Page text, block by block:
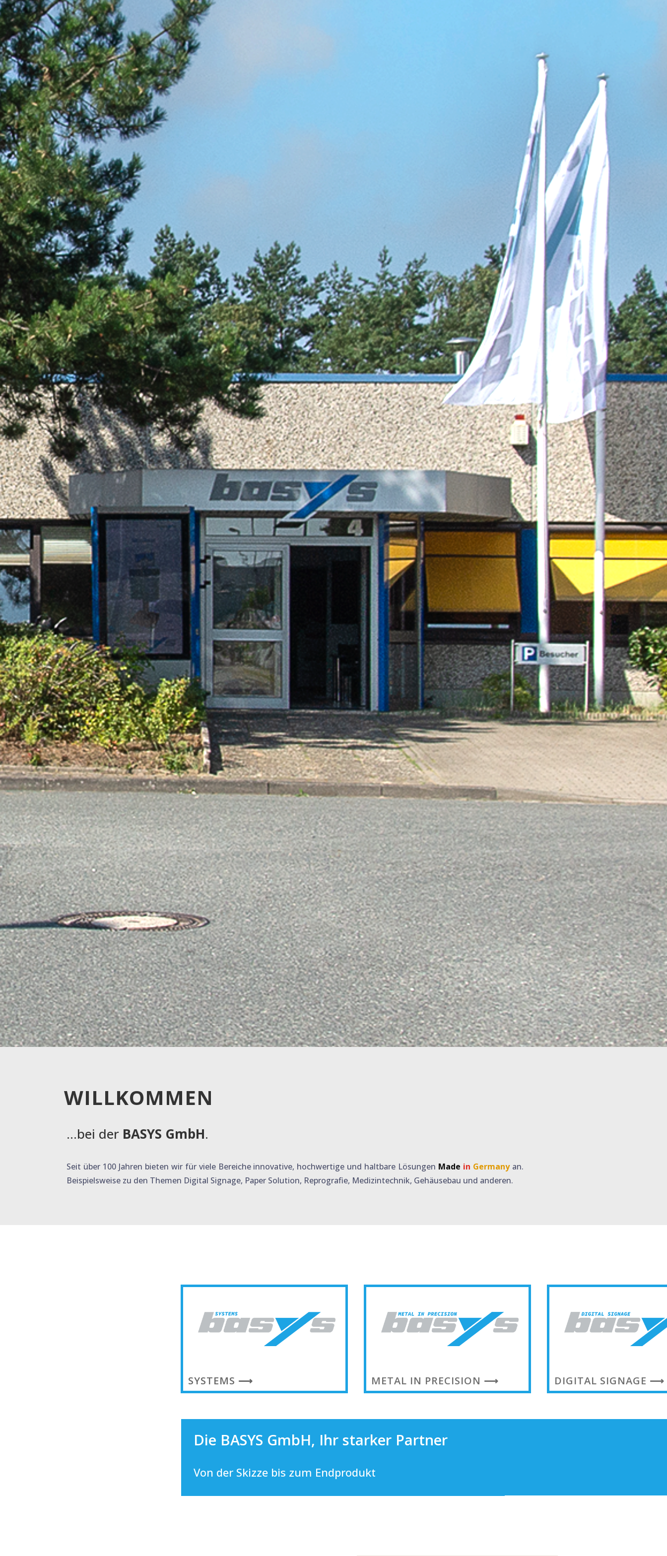
WILLKOMMEN
…bei der BASYS GmbH.
Seit über 100 Jahren bieten wir für viele Bereiche innovative, hochwertige und haltbare Lösungen Made in Germanyan.
Beispielsweise zu den Themen Digital Signage, Paper Solution, Reprografie, Medizin­technik, Gehäuse­bau und anderen.
SYSTEMS ⟶ METAL IN PRECISION ⟶ DIGITAL SIGNAGE ⟶
Die BASYS GmbH, Ihr starker Partner
Von der Skizze bis zum Endprodukt